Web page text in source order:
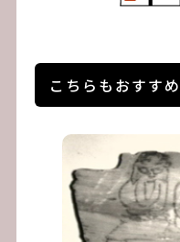
こちらもおすすめ